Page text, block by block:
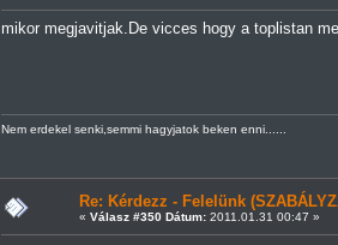
mikor megjavitjak.De vicces hogy a toplistan
Nem erdekel senki,semmi hagyjatok beken enni......
Re: Kérdezz - Felelünk
« Válasz #350 Dátum:2011.01.31 00:47 »